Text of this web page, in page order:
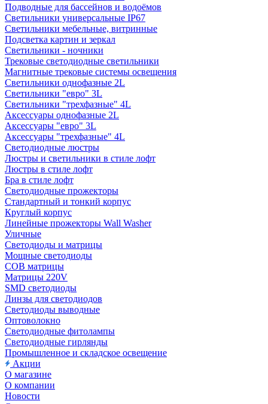
Подводные для бассейнов и водоёмов
Светильники универсальные IP67
Светильники мебельные, витринные
Подсветка картин и зеркал
Светильники - ночники
Трековые светодиодные светильники
Магнитные трековые системы освещения
Светильники однофазные 2L
Светильники "евро" 3L
Светильники "трехфазные" 4L
Аксессуары однофазные 2L
Аксессуары "евро" 3L
Аксессуары "трехфазные" 4L
Светодиодные люстры
Люстры и светильники в стиле лофт
Люстры в стиле лофт
Бра в стиле лофт
Светодиодные прожекторы
Стандартный и тонкий корпус
Круглый корпус
Линейные прожекторы Wall Washer
Уличные
Светодиоды и матрицы
Мощные светодиоды
COB матрицы
Матрицы 220V
SMD светодиоды
Линзы для светодиодов
Светодиоды выводные
Оптоволокно
Светодиодные фитолампы
Светодиодные гирлянды
Промышленное и складское освещение
Акции
О магазине
О компании
Новости